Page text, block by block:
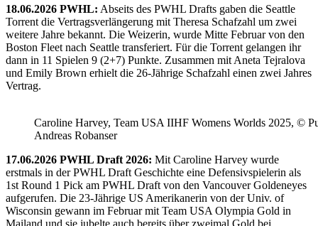
18.06.2026 PWHL: Abseits des PWHL Drafts gaben die Seattle
Torrent die Vertragsverlängerung mit Theresa Schafzahl um zwei
weitere Jahre bekannt. Die Weizerin, wurde Mitte Februar von den
Boston Fleet nach Seattle transferiert. Für die Torrent gelangen ihr
dann in 11 Spielen 9 (2+7) Punkte. Zusammen mit Aneta Tejralova
und Emily Brown erhielt die 26-Jährige Schafzahl einen zwei Jahres
Vertrag.
Caroline Harvey, Team USA IIHF Womens Worlds 2025, ©
Andreas Robanser
17.06.2026 PWHL Draft 2026: Mit Caroline Harvey wurde
erstmals in der PWHL Draft Geschichte eine Defensivspielerin als
1st Round 1 Pick am PWHL Draft von den Vancouver Goldeneyes
aufgerufen. Die 23-Jährige US Amerikanerin von der Univ. of
Wisconsin gewann im Februar mit Team USA Olympia Gold in
Mailand und sie jubelte auch bereits über zweimal Gold bei